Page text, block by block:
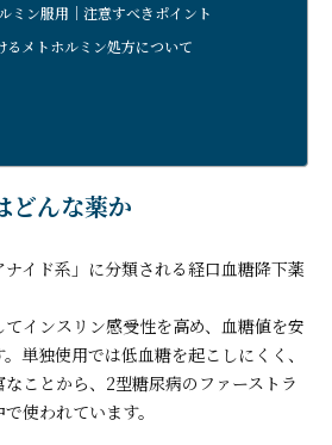
ミン服用｜注意すべきポイント
メトホルミン処方について
どんな薬か
イド系」に分類される経口血糖降下薬
インスリン感受性を高め、血糖値を安
単独使用では低血糖を起こしにくく、
ことから、2型糖尿病のファーストラ
使われています。